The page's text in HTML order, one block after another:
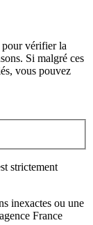
pour vérifier la
Si malgré ces
vous pouvez
strictement
inexactes ou une
France